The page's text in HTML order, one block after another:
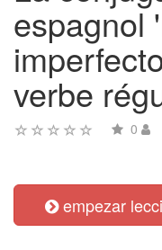
espagnol
verbe
0
empezar